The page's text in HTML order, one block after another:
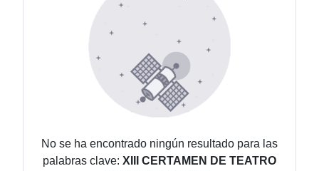
No se ha encontrado ningún resultado para las
palabras clave: XIII CERTAMEN DE TEATRO